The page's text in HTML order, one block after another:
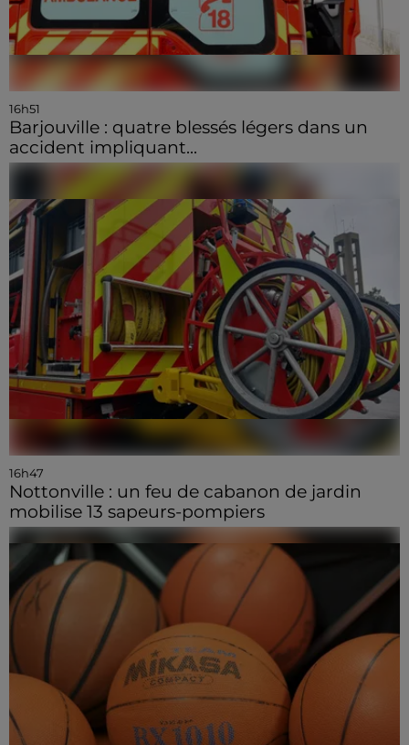
16h51
Barjouville : quatre blessés légers dans un
accident impliquant...
16h47
Nottonville : un feu de cabanon de jardin
mobilise 13 sapeurs-pompiers